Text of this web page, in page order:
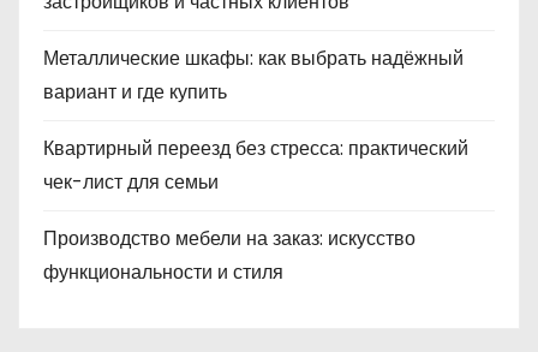
Металлические шкафы: как выбрать надёжный
вариант и где купить
Квартирный переезд без стресса: практический
чек-лист для семьи
Производство мебели на заказ: искусство
функциональности и стиля